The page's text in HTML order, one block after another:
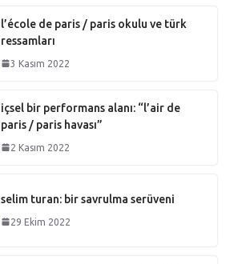
l’école de paris / paris okulu ve türk
ressamları
3 Kasım 2022
içsel bir performans alanı: “l’air de
paris / paris havası”
2 Kasım 2022
selim turan: bir savrulma serüveni
29 Ekim 2022